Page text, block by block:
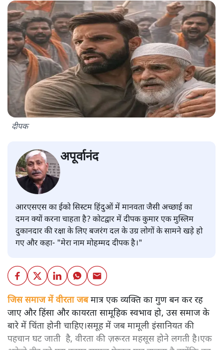
दीपक
अपूर्वानंद
आरएसएस का ईको सिस्टम हिंदुओं में मानवता जैसी अच्छाई का
दमन क्यों करना चाहता है? कोटद्वार में दीपक कुमार एक मुस्लिम
दुकानदार की रक्षा के लिए बजरंग दल के उग्र लोगों के सामने खड़े हो
गए और कहा- "मेरा नाम मोहम्मद दीपक है।"
जिस समाज में वीरता जबमात्र एक व्यक्ति का गुण बन कर रह
जाए और हिंसा और कायरता सामूहिक स्वभाव हो, उस समाज के
बारे में चिंता होनी चाहिए।समूह में जब मामूली इंसानियत की
पहचान घट जाती है, वीरता की ज़रूरत महसूस होने लगती है।एक